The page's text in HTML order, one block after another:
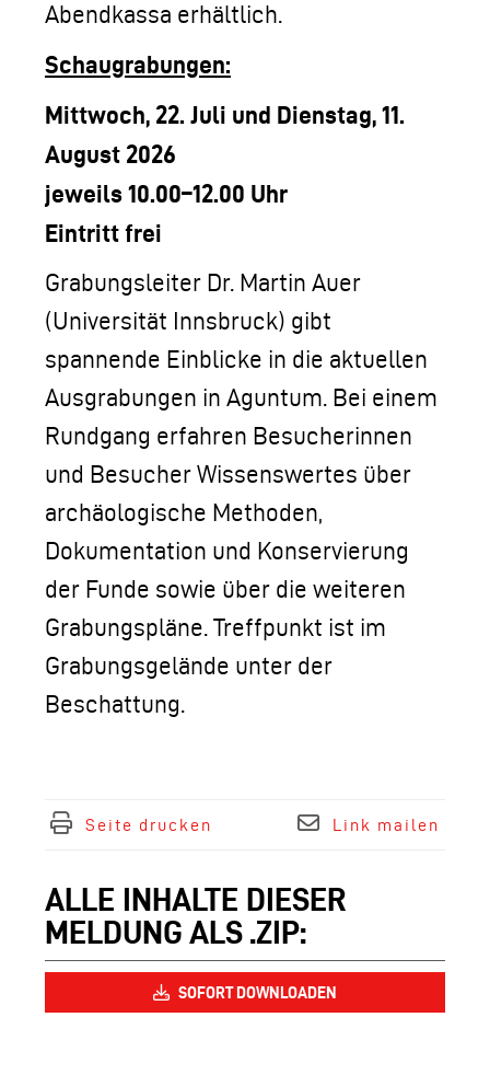
Abendkassa erhältlich.
Schaugrabungen:
Mittwoch, 22. Juli und Dienstag, 11.
August 2026
jeweils 10.00–12.00 Uhr
Eintritt frei
Grabungsleiter Dr. Martin Auer
(Universität Innsbruck) gibt
spannende Einblicke in die aktuellen
Ausgrabungen in Aguntum. Bei einem
Rundgang erfahren Besucherinnen
und Besucher Wissenswertes über
archäologische Methoden,
Dokumentation und Konservierung
der Funde sowie über die weiteren
Grabungspläne. Treffpunkt ist im
Grabungsgelände unter der
Beschattung.
Seite drucken Link mailen
ALLE INHALTE DIESER
MELDUNG ALS .ZIP:
SOFORT DOWNLOADEN